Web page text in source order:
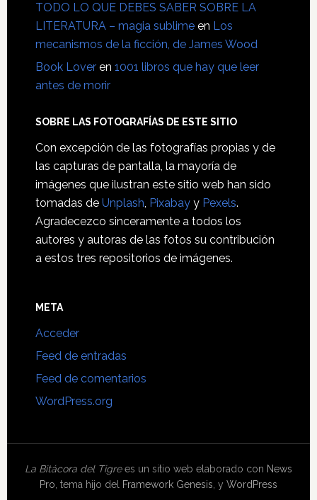
TODO LO QUE DEBES SABER SOBRE LA
LITERATURA – magia sublimeen Los
mecanismos de la ficción, de James Wood
Book Loveren 1001 libros que hay que leer
antes de morir
SOBRE LAS FOTOGRAFÍAS DE ESTE SITIO
Con excepción de las fotografías propias y de
las capturas de pantalla, la mayoría de
imágenes que ilustran este sitio web han sido
tomadas de Unplash, Pixabayy Pexels.
Agradecezco sinceramente a todos los
autores y autoras de las fotos su contribución
a estos tres repositorios de imágenes.
META
Acceder
Feed de entradas
Feed de comentarios
WordPress.org
La Bitácora del Tigrees un sitio web elaborado con News
Pro, tema hijo del Framework Genesis, y WordPress